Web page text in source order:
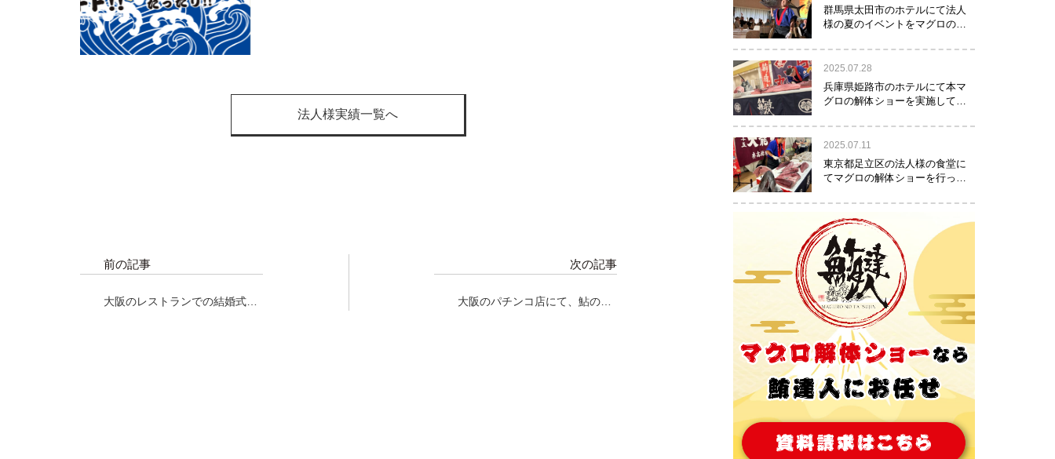
法人様実績一覧へ
前の記事
大阪のレストランでの結婚式に
次の記事
大阪のパチンコ店にて、鮎の塩
群馬県太田市のホテルにて法人
様の夏のイベントをマグロの解
た！！
2025.07.28
兵庫県姫路市のホテルにて本マ
グロの解体ショーを実施して参
2025.07.11
東京都足立区の法人様の食堂に
てマグロの解体ショーを行って